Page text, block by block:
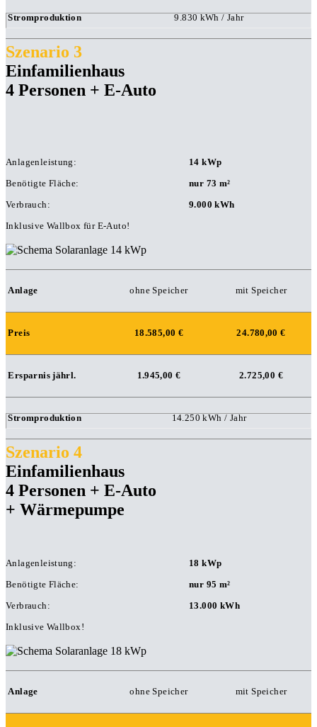
Stromproduktion 9.830 kWh / Jahr
Szenario 3
Einfamilienhaus
4 Personen + E-Auto
Anlagenleistung:
14 kWp
Benötigte Fläche:
nur 73 m²
Verbrauch:
9.000 kWh
Inklusive Wallbox für E-Auto!
Anlage ohne Speicher mit Speicher
Preis 18.585,00 € 24.780,00 €
Ersparnis jährl. 1.945,00 € 2.725,00 €
Stromproduktion 14.250 kWh / Jahr
Szenario 4
Einfamilienhaus
4 Personen + E-Auto
+ Wärmepumpe
Anlagenleistung:
18 kWp
Benötigte Fläche:
nur 95 m²
Verbrauch:
13.000 kWh
Inklusive Wallbox!
Anlage ohne Speicher mit Speicher